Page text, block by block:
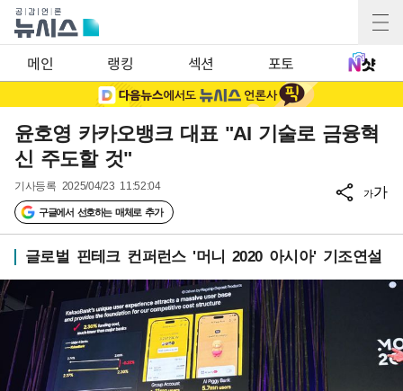
메인 랭킹 섹션 포토
윤호영 카카오뱅크 대표 "AI 기술로 금융혁
신 주도할 것"
기사등록 2025/04/23 11:52:04
구글에서 선호하는 매체로 추가
가가
글로벌 핀테크 컨퍼런스 '머니 2020 아시아' 기조연설